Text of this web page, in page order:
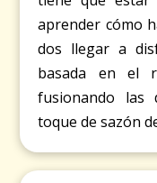
aprender cómo
dos llegar a
basada en el
fusionando las
toque de sazón